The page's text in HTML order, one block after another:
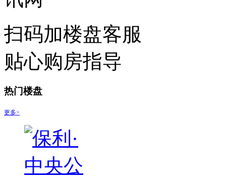
扫码加楼盘客服
贴心购房指导
热门楼盘
更多>